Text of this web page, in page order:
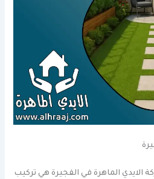
الايدي الماهرة في الفجيرة هي تركيب